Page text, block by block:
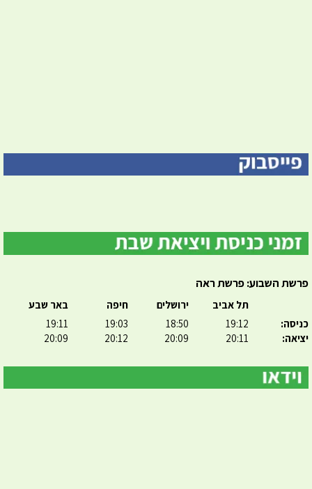
פרשת השבוע: פרשת ראה
כניסה:
יציאה:
תל אביב
19:12
20:11
ירושלים
18:50
20:09
חיפה
19:03
20:12
באר שבע
19:11
20:09